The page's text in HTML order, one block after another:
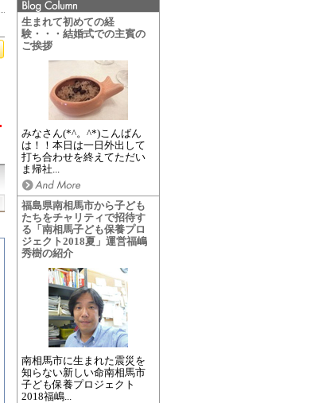
生まれて初めての経
験・・・結婚式での主賓の
ご挨拶
みなさん(*^。^*)こんばん
は！！本日は一日外出して
打ち合わせを終えてただい
ま帰社...
福島県南相馬市から子ども
たちをチャリティで招待す
る「南相馬子ども保養プロ
ジェクト2018夏」運営福嶋
秀樹の紹介
南相馬市に生まれた震災を
知らない新しい命南相馬市
子ども保養プロジェクト
2018福嶋...